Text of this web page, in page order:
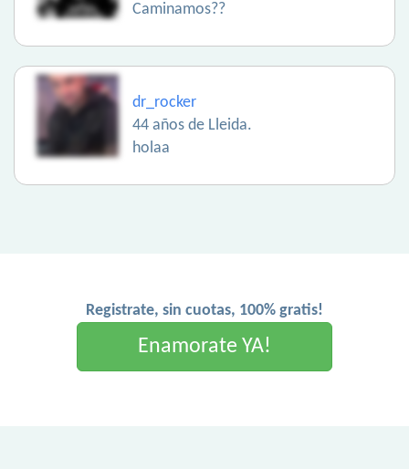
Caminamos??
dr_rocker
44 años de Lleida.
holaa
Registrate, sin cuotas, 100% gratis!
Enamorate YA!